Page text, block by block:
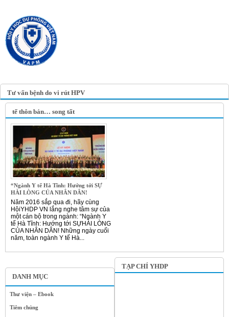
Tư vấn bệnh do vi rút HPV
DANH MỤC
Thư viện – Ebook
Tiêm chủng
tế thôn bản… song tất
“Ngành Y tế Hà Tĩnh: Hướng tới SỰ
HÀI LÒNG CỦA NHÂN DÂN!
Năm 2016 sắp qua đi, hãy cùng
HộiYHDP VN lắng nghe tâm sự của
một cán bộ trong ngành: “Ngành Y
tế Hà Tĩnh: Hướng tới SỰHÀI LÒNG
CỦA NHÂN DÂN! Những ngày cuối
năm, toàn ngành Y tế Hà...
TẠP CHÍ YHDP